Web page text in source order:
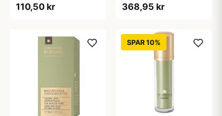
110,50 kr 368,95 kr
SPAR 10%